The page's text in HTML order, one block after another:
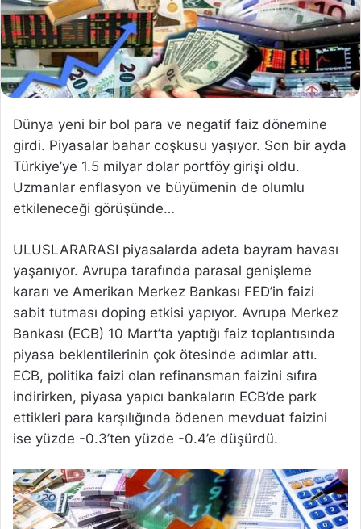
Dünya yeni bir bol para ve negatif faiz dönemine
girdi. Piyasalar bahar coşkusu yaşıyor. Son bir ayda
Türkiye’ye 1.5 milyar dolar portföy girişi oldu.
Uzmanlar enflasyon ve büyümenin de olumlu
etkileneceği görüşünde…
ULUSLARARASI piyasalarda adeta bayram havası
yaşanıyor. Avrupa tarafında parasal genişleme
kararı ve Amerikan Merkez Bankası FED’in faizi
sabit tutması doping etkisi yapıyor. Avrupa Merkez
Bankası (ECB) 10 Mart’ta yaptığı faiz toplantısında
piyasa beklentilerinin çok ötesinde adımlar attı.
ECB, politika faizi olan refinansman faizini sıfıra
indirirken, piyasa yapıcı bankaların ECB’de park
ettikleri para karşılığında ödenen mevduat faizini
ise yüzde -0.3’ten yüzde -0.4’e düşürdü.